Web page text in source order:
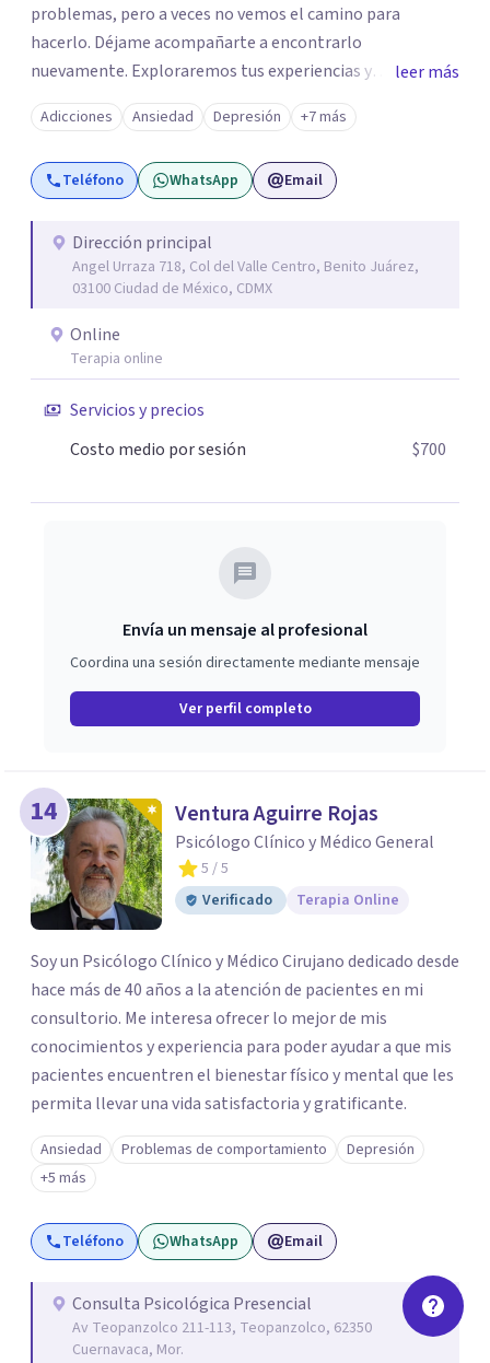
problemas, pero a veces no vemos el camino para
hacerlo. Déjame acompañarte a encontrarlo
nuevamente. Exploraremos tus experiencias y
emociones; encontrar en la novedad otra forma de
responder a ellas y enfrentarlas hoy es a lo que te invito.
Reinventarse es una opción. La relación que
construyamos tú y yo basada en la confianza, honestidad
Aceptación y cambio a través de la empatía con nosotros
y el mundo. Un ambiente que no juzga, un lugar seguro
para hablar de aquello que nos resistimos a aceptar. Sé
del profundo vacío que deja la muerte de un ser querido o
la pérdida de una mascota; lo devastador que es separarte
de quien amas o la frustración al perder un proyecto de
vida; pero también sé, que puedes manejar lo que sientes,
transformarlo y reinventarte. La ansiedad puede
experiencia ¿Cómo es ser tú?
leer más
Adicciones Ansiedad Depresión +7 más
Teléfono WhatsApp Email
Dirección principal
Angel Urraza 718, Col del Valle Centro, Benito Juárez,
03100 Ciudad de México, CDMX
Online
Terapia online
Servicios y precios
Costo medio por sesión
$700
Envía un mensaje al profesional
Coordina una sesión directamente mediante mensaje
Ver perfil completo
14 Ventura Aguirre Rojas
Psicólogo Clínico y Médico General
5 / 5
Verificado
Terapia Online
Soy un Psicólogo Clínico y Médico Cirujano dedicado desde
hace más de 40 años a la atención de pacientes en mi
consultorio. Me interesa ofrecer lo mejor de mis
conocimientos y experiencia para poder ayudar a que mis
pacientes encuentren el bienestar físico y mental que les
permita llevar una vida satisfactoria y gratificante.
Ansiedad Problemas de comportamiento
Depresión
+5 más
Teléfono WhatsApp Email
Consulta Psicológica Presencial
Av Teopanzolco 211-113, Teopanzolco, 62350
Cuernavaca, Mor.